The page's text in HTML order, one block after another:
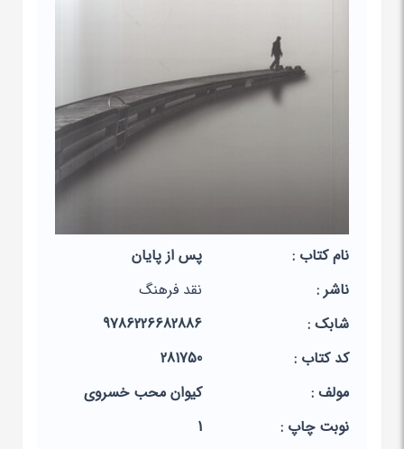
نام کتاب :
پس از پایان
ناشر :
نقد فرهنگ
شابک :
9786226682886
کد کتاب :
281750
مولف :
کیوان محب خسروی
نوبت چاپ :
1